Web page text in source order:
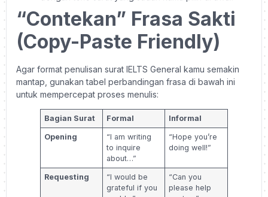
“Contekan” Frasa Sakti
(Copy-Paste Friendly)
Agar format penulisan surat IELTS General kamu semakin
mantap, gunakan tabel perbandingan frasa di bawah ini
untuk mempercepat proses menulis:
Bagian Surat Formal Informal
Opening
“I am writing
to inquire
about…”
“Hope you’re
doing well!”
Requesting
“I would be
grateful if you
“Can you
please help